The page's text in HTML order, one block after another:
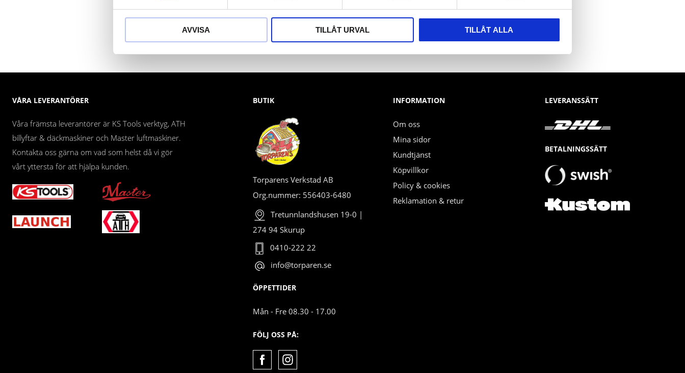
AVVISA TILLÅT URVAL TILLÅT ALLA
PRENUMERERA
Dina personuppgifter behandlas i enlighet med vårintegritetspolicy.
VÅRA LEVERANTÖRER
Våra främsta leverantörer är KS Tools verktyg, ATH
billyftar & däckmaskiner och Master luftmaskiner.
Kontakta oss gärna om vad som helst då vi gör
vårt yttersta för att hjälpa kunden.
BUTIK
Torparens Verkstad AB
Org.nummer: 556403-6480
Tretunnlandshusen 19-0 |
274 94 Skurup
0410-222 22
info@torparen.se
ÖPPETTIDER
Mån - Fre 08.30 - 17.00
FÖLJ OSS PÅ:
INFORMATION
Om oss
Mina sidor
Kundtjänst
Köpvillkor
Policy & cookies
Reklamation & retur
LEVERANSSÄTT
BETALNINGSSÄTT